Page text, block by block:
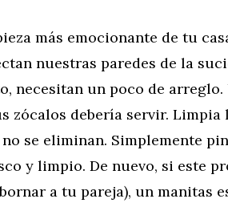
más emocionante de tu
nuestras paredes de la
necesitan un poco de arreglo.
zócalos debería servir. Limpia
se eliminan. Simplemente
y limpio. De nuevo, si este
a tu pareja), un manitas